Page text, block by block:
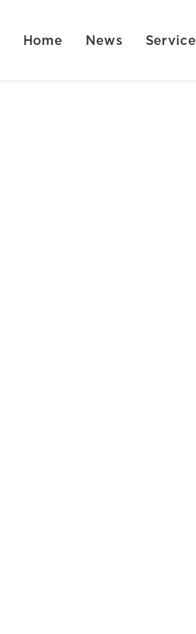
Home News Service